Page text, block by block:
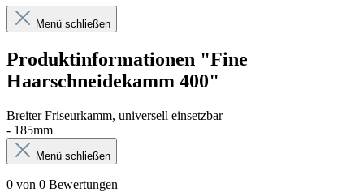
Menü schließen
Produktinformationen "Fine
Haarschneidekamm 400"
Breiter Friseurkamm, universell einsetzbar
- 185mm
Menü schließen
0 von 0 Bewertungen